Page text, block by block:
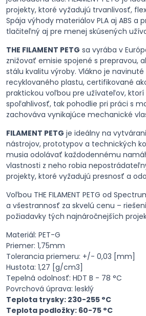
projekty, ktoré vyžadujú trvanlivosť,
Spája výhody materiálov PLA aj ABS a
tlačiteľný aj pre menej skúsených
THE FILAMENT PETG sa vyrába v
znižovať emisie spojené s prepravou,
stálu kvalitu výroby. Vlákno je
recyklovaného plastu, certifikované
praktickou voľbou pre užívateľov, ktorí
spoľahlivosť, tak pohodlie pri práci s
zachováva vynikajúce mechanické
FILAMENT PETG je ideálny na
nástrojov, prototypov a technických
musia odolávať každodennému
vlastnosti z neho robia
projekty, ktoré vyžadujú presnosť a
Voľbou THE FILAMENT PETG od
a všestrannosť za skvelú cenu –
požiadavky tých najnáročnejších
Materiál: PET-G
Priemer: 1,75mm
Tolerancia priemeru: +/- 0,03 [mm]
Hustota: 1,27 [g/cm3]
Tepelná odolnosť: HDT B - 78 °C
Povrchová úprava: lesklý
Teplota trysky: 230-255 °C
Teplota podložky: 60-75 °C